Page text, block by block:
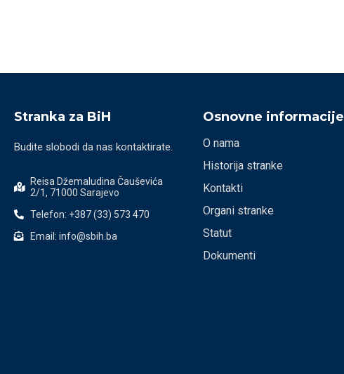
Stranka za BiH
Budite slobodi da nas kontaktirate.
Reisa Džemaludina Čauševića
2/1, 71000 Sarajevo
Telefon: +387 (33) 573 470
Email: info@sbih.ba
Osnovne informacije
O nama
Historija stranke
Kontakti
Organi stranke
Statut
Dokumenti